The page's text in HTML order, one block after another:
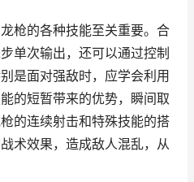
枪的各种技能至关重要。合
单次输出，还可以通过控制
是面对强敌时，应学会利用
的短暂带来的优势，瞬间取
的连续射击和特殊技能的搭
术效果，造成敌人混乱，从